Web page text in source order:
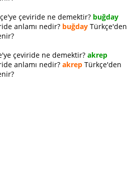
çeviride ne demektir? buğday
anlamı nedir? buğday Türkçe'den
çeviride ne demektir? akrep
anlamı nedir? akrep Türkçe'den